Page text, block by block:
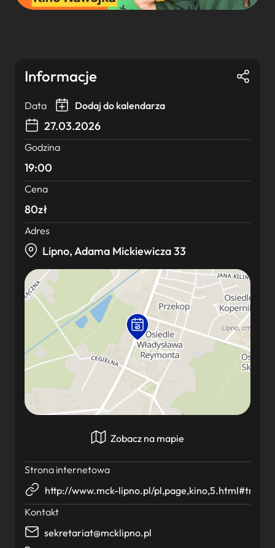
Informacje
Data Dodaj do kalendarza
27.03.2026
Godzina
19:00
Cena
80zł
Adres
Lipno, Adama Mickiewicza 33
Zobacz na mapie
Strona internetowa
http://www.mck-lipno.pl/
Kontakt
sekretariat@mcklipno.pl